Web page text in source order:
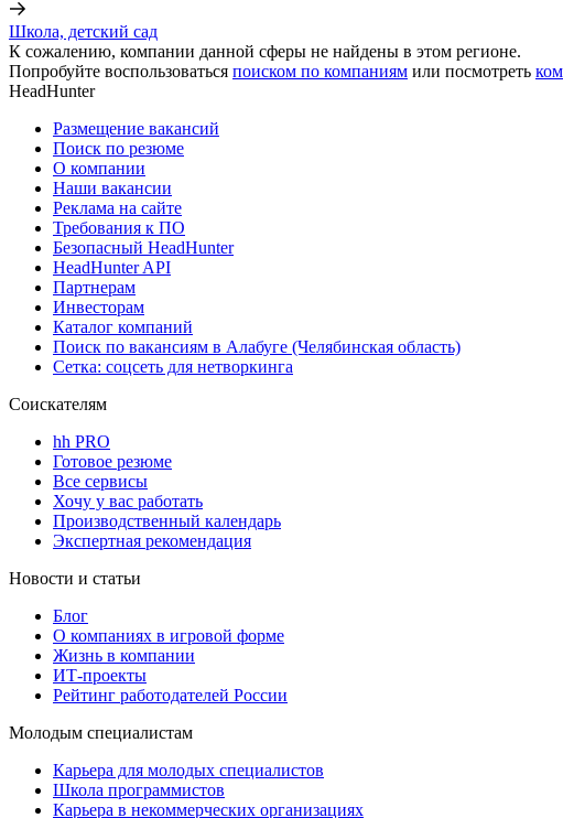
Школа, детский сад
К сожалению, компании данной сферы не найдены в этом регионе.
Попробуйте воспользоваться поиском по компаниям или посмотреть
HeadHunter
Размещение вакансий
Поиск по резюме
О компании
Наши вакансии
Реклама на сайте
Требования к ПО
Безопасный HeadHunter
HeadHunter API
Партнерам
Инвесторам
Каталог компаний
Поиск по вакансиям в Алабуге (Челябинская область)
Сетка: соцсеть для нетворкинга
Соискателям
hh PRO
Готовое резюме
Все сервисы
Хочу у вас работать
Производственный календарь
Экспертная рекомендация
Новости и статьи
Блог
О компаниях в игровой форме
Жизнь в компании
ИТ-проекты
Рейтинг работодателей России
Молодым специалистам
Карьера для молодых специалистов
Школа программистов
Карьера в некоммерческих организациях